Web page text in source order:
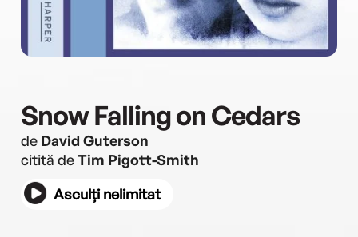
Snow Falling on Cedars
de David Guterson
citită deTim Pigott-Smith
Asculți nelimitat